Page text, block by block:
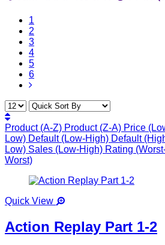
1
2
3
4
5
6
Product (A-Z) Product (Z-A) Price
Low) Default (Low-High) Default
Low) Sales (Low-High) Rating
Worst)
Quick View
Action Replay Part 1-2